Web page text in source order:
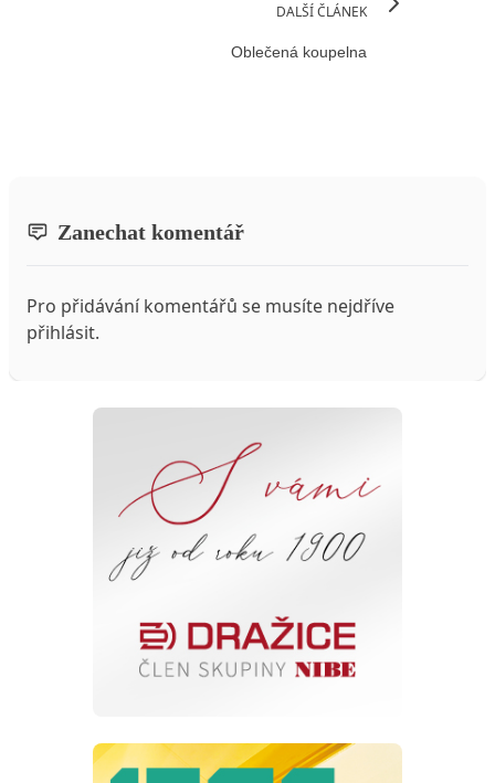
DALŠÍ ČLÁNEK
Oblečená koupelna
Zanechat komentář
Pro přidávání komentářů se musíte nejdříve
přihlásit.